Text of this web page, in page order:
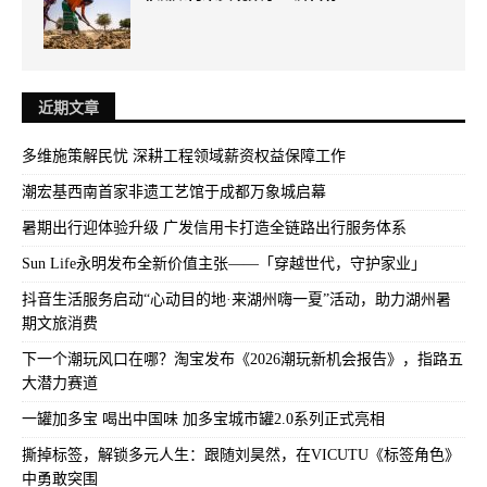
近期文章
多维施策解民忧 深耕工程领域薪资权益保障工作
潮宏基西南首家非遗工艺馆于成都万象城启幕
暑期出行迎体验升级 广发信用卡打造全链路出行服务体系
Sun Life永明发布全新价值主张——「穿越世代，守护家业」
抖音生活服务启动“心动目的地·来湖州嗨一夏”活动，助力湖州暑
期文旅消费
下一个潮玩风口在哪？淘宝发布《2026潮玩新机会报告》，指路五
大潜力赛道
一罐加多宝 喝出中国味 加多宝城市罐2.0系列正式亮相
撕掉标签，解锁多元人生：跟随刘昊然，在VICUTU《标签角色》
中勇敢突围